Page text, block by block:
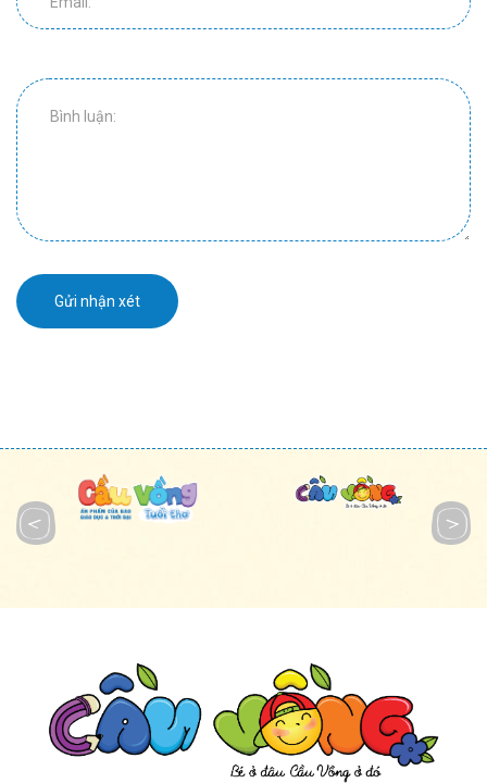
Gửi nhận xét